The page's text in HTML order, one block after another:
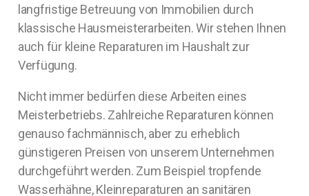
langfristige Betreuung von Immobilien durch
klassische Hausmeisterarbeiten. Wir stehen Ihnen
auch für kleine Reparaturen im Haushalt zur
Verfügung.
Nicht immer bedürfen diese Arbeiten eines
Meisterbetriebs. Zahlreiche Reparaturen können
genauso fachmännisch, aber zu erheblich
günstigeren Preisen von unserem Unternehmen
durchgeführt werden. Zum Beispiel tropfende
Wasserhähne, Kleinreparaturen an sanitären